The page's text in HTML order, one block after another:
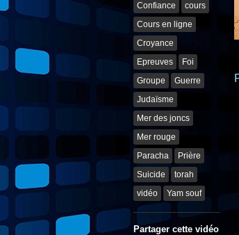
Confiance
cours
Cours en ligne
Croyance
Epreuves
Foi
Groupe
Guerre
Judaïsme
Mer des joncs
Mer rouge
Paracha
Prière
Suicide
torah
vidéo
Yam souf
Partager cette vidéo